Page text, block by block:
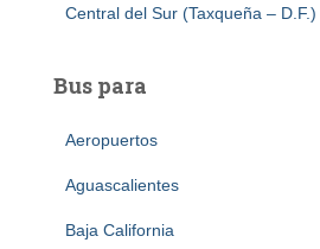
Central del Sur (Taxqueña – D.F.)
Bus para
Aeropuertos
Aguascalientes
Baja California